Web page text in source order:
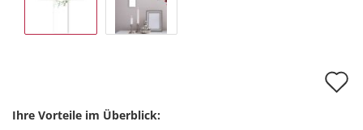
Ihre Vorteile im Überblick: